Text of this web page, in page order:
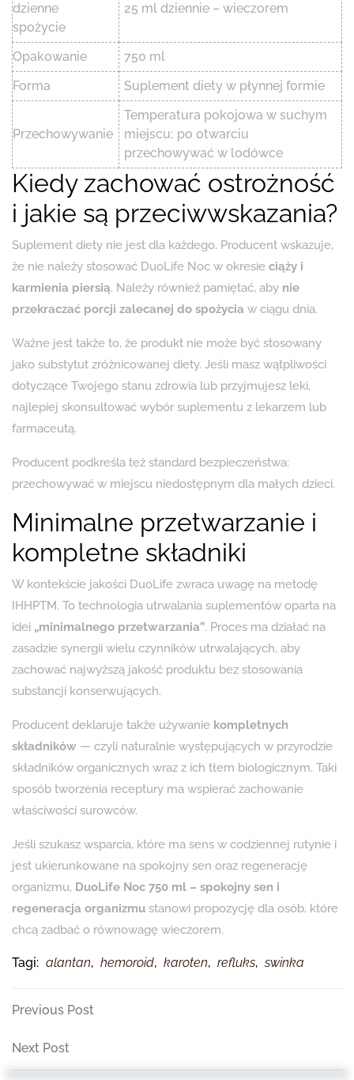
dzienne
spożycie
25 ml dziennie – wieczorem
Opakowanie
750 ml
Forma
Suplement diety w płynnej formie
Przechowywanie
Temperatura pokojowa w suchym
miejscu; po otwarciu
przechowywać w lodówce
Kiedy zachować ostrożność
i jakie są przeciwwskazania?
Suplement diety nie jest dla każdego. Producent wskazuje,
że nie należy stosować DuoLife Noc w okresie ciąży i
karmienia piersią. Należy również pamiętać, aby nie
przekraczać porcji zalecanej do spożycia w ciągu dnia.
Ważne jest także to, że produkt nie może być stosowany
jako substytut zróżnicowanej diety. Jeśli masz wątpliwości
dotyczące Twojego stanu zdrowia lub przyjmujesz leki,
najlepiej skonsultować wybór suplementu z lekarzem lub
farmaceutą.
Producent podkreśla też standard bezpieczeństwa:
przechowywać w miejscu niedostępnym dla małych dzieci.
Minimalne przetwarzanie i
kompletne składniki
W kontekście jakości DuoLife zwraca uwagę na metodę
IHHPTM. To technologia utrwalania suplementów oparta na
idei „minimalnego przetwarzania”. Proces ma działać na
zasadzie synergii wielu czynników utrwalających, aby
zachować najwyższą jakość produktu bez stosowania
substancji konserwujących.
Producent deklaruje także używanie kompletnych
składników — czyli naturalnie występujących w przyrodzie
składników organicznych wraz z ich tłem biologicznym. Taki
sposób tworzenia receptury ma wspierać zachowanie
właściwości surowców.
Jeśli szukasz wsparcia, które ma sens w codziennej rutynie i
jest ukierunkowane na spokojny sen oraz regenerację
organizmu, DuoLife Noc 750 ml – spokojny sen i
regeneracja organizmu stanowi propozycję dla osób, które
chcą zadbać o równowagę wieczorem.
Tagi: alantan, hemoroid, karoten, refluks, swinka
Nawigacja
wpisu
Previous
Previous Post
Next
Post
Next Post